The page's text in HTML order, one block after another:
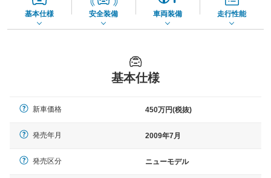
基本仕様 安全装備 車両装備 走行性能
基本仕様
新車価格 450万円(税抜)
発売年月 2009年7月
発売区分 ニューモデル